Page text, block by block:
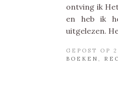
ontving ik
en heb ik
uitgelezen.
GEPOST OP
BOEKEN ,